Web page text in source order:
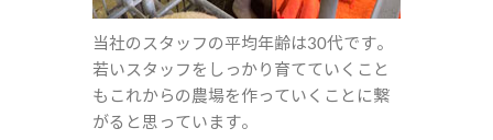
当社のスタッフの平均年齢は30代です。
若いスタッフをしっかり育てていくこと
もこれからの農場を作っていくことに繋
がると思っています。